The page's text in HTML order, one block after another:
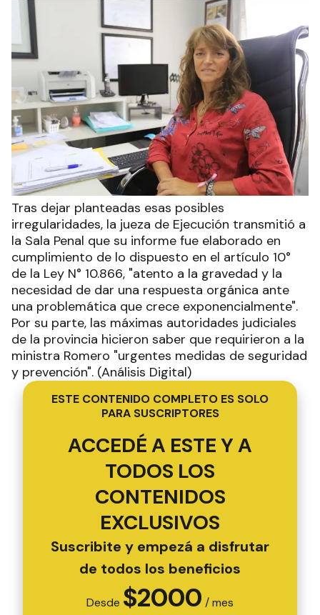
Tras dejar planteadas esas posibles
irregularidades, la jueza de Ejecución transmitió a
la Sala Penal que su informe fue elaborado en
cumplimiento de lo dispuesto en el artículo 10°
de la Ley N° 10.866, "atento a la gravedad y la
necesidad de dar una respuesta orgánica ante
una problemática que crece exponencialmente".
Por su parte, las máximas autoridades judiciales
de la provincia hicieron saber que requirieron a la
ministra Romero "urgentes medidas de seguridad
y prevención". (Análisis Digital)
ESTE CONTENIDO COMPLETO ES SOLO
PARA SUSCRIPTORES
ACCEDÉ A ESTE Y A
TODOS LOS
CONTENIDOS
EXCLUSIVOS
Suscribite y empezá a disfrutar
de todos los beneficios
Desde $2000 / mes